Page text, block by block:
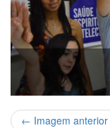
← Imagem anterior